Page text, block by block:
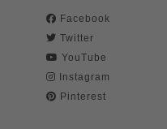
Facebook
Twitter
YouTube
Instagram
Pinterest